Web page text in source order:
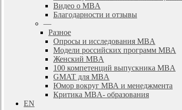
Видео о MBA
Благодарности и отзывы
—
Разное
Опросы и исследования MBA
Модели российских программ МВА
Женский MBA
100 компетенций выпускника MBA
GMAT для MBA
Юмор вокруг МВА и менеджмента
Критика MBA- образования
EN